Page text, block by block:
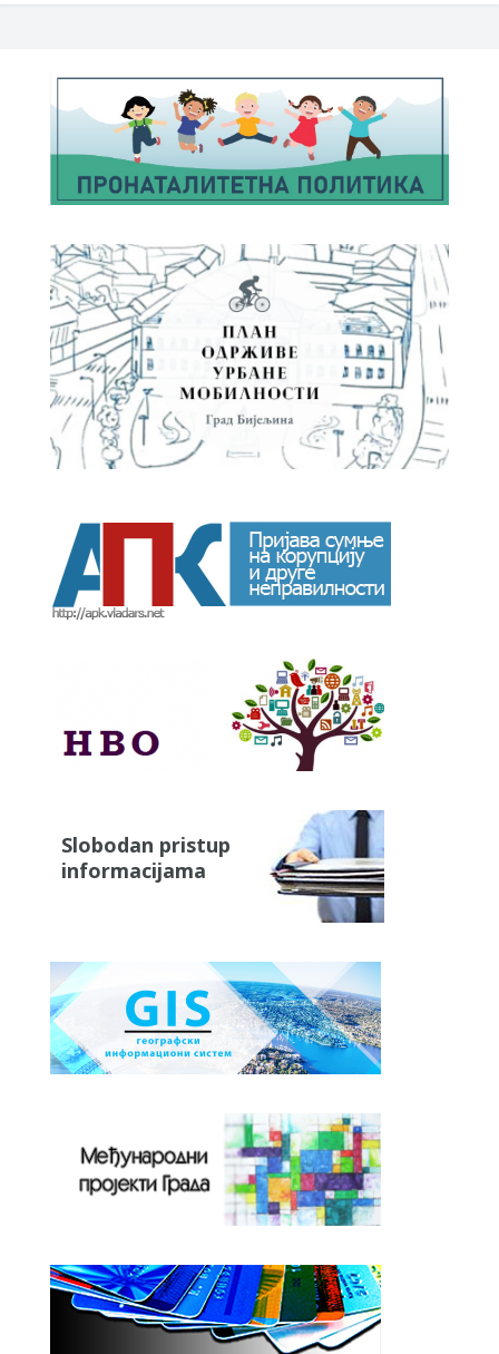
Slobodan pristup
informacijama